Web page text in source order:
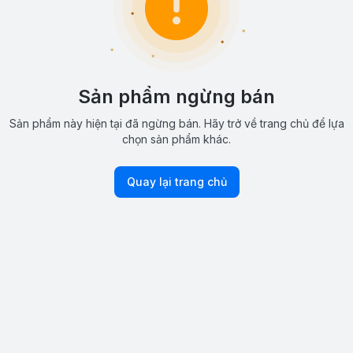
Sản phẩm ngừng bán
Sản phẩm này hiện tại đã ngừng bán. Hãy trở về trang chủ để lựa
chọn sản phẩm khác.
Quay lại trang chủ